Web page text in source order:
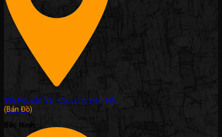
336 Nguyễn Văn Cừ, Long Biên, HN.
(Bản Đồ)
Bắc Ninh: